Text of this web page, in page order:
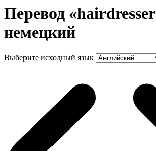
Перевод
немецкий
Выберите исходный язык